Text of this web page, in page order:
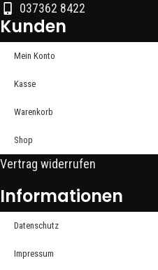
037362 8422
Kunden
Mein Konto
Kasse
Warenkorb
Shop
Vertrag widerrufen
Informationen
Datenschutz
Impressum